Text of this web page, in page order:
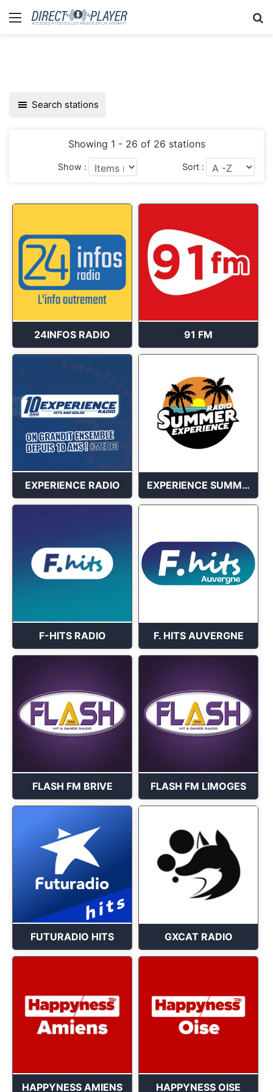
Menu
Search stations
Showing 1 - 26 of 26 stations
Show : Sort :
24INFOS RADIO 91 FM
EXPERIENCE RADIO EXPERIENCE SUMMER
F-HITS RADIO F. HITS AUVERGNE
FLASH FM BRIVE FLASH FM LIMOGES
FUTURADIO HITS GXCAT RADIO
HAPPYNESS AMIENS HAPPYNESS OISE